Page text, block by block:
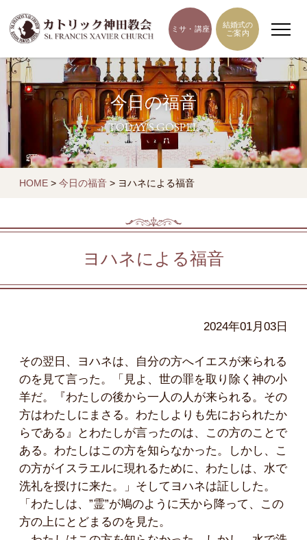
ミサ・講座
結婚式の
ご案内
今日の福音
TODAY'S GOSPEL
HOME > 今日の福音 > ヨハネによる福音
ヨハネによる福音
2024年01月03日
その翌日、ヨハネは、自分の方へイエスが来られる
のを見て言った。「見よ、世の罪を取り除く神の小
羊だ。『わたしの後から一人の人が来られる。その
方はわたしにまさる。わたしよりも先におられたか
らである』とわたしが言ったのは、この方のことで
ある。わたしはこの方を知らなかった。しかし、こ
の方がイスラエルに現れるために、わたしは、水で
洗礼を授けに来た。」そしてヨハネは証しした。
「わたしは、”霊”が鳩のように天から降って、この
方の上にとどまるのを見た。